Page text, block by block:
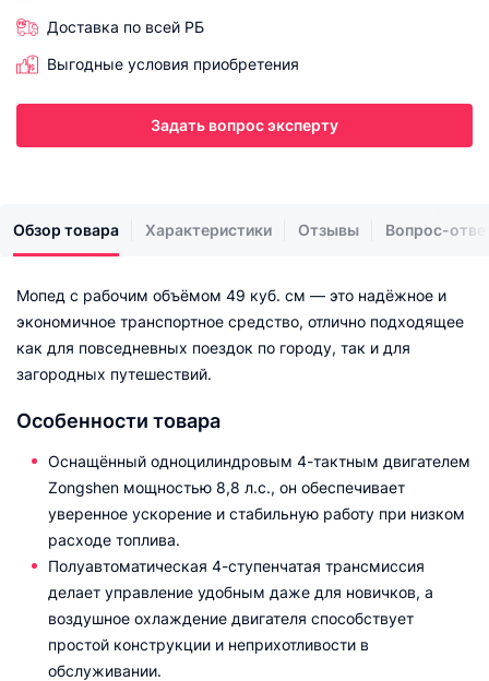
Доставка по всей РБ
Выгодные условия приобретения
Задать вопрос эксперту
Обзор товара Характеристики Отзывы Вопрос-
Мопед с рабочим объёмом 49 куб. см — это надёжное и
экономичное транспортное средство, отлично подходящее
как для повседневных поездок по городу, так и для
загородных путешествий.
Особенности товара
Оснащённый одноцилиндровым 4-тактным двигателем
Zongshen мощностью 8,8 л.с., он обеспечивает
уверенное ускорение и стабильную работу при низком
расходе топлива.
Полуавтоматическая 4-ступенчатая трансмиссия
делает управление удобным даже для новичков, а
воздушное охлаждение двигателя способствует
простой конструкции и неприхотливости в
обслуживании.